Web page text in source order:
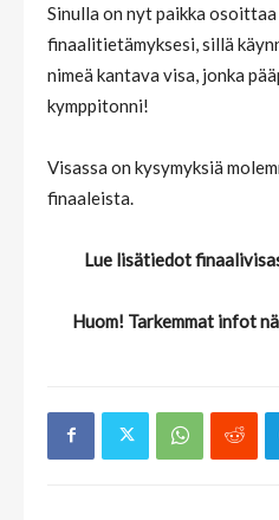
Sinulla on nyt paikka
finaalitietämyksesi, sillä
nimeä kantava visa, jonka
kymppitonni!
Visassa on kysymyksiä
finaaleista.
Lue lisätiedot
Huom! Tarkemmat infot